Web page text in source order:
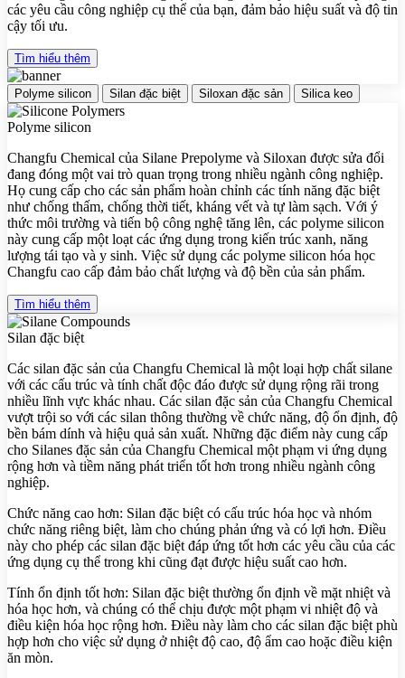
các yêu cầu công nghiệp cụ thể của bạn, đảm bảo hiệu suất và độ tin
cậy tối ưu.
Tìm hiểu thêm
Polyme silicon Silan đặc biệt Siloxan đặc sản Silica keo
Polyme silicon
Changfu Chemical của Silane Prepolyme và Siloxan được sửa đổi
đang đóng một vai trò quan trọng trong nhiều ngành công nghiệp.
Họ cung cấp cho các sản phẩm hoàn chỉnh các tính năng đặc biệt
như chống thấm, chống thời tiết, kháng vết và tự làm sạch. Với ý
thức môi trường và tiến bộ công nghệ tăng lên, các polyme silicon
này cung cấp một loạt các ứng dụng trong kiến ​​trúc xanh, năng
lượng tái tạo và y sinh. Việc sử dụng các polyme silicon hóa học
Changfu cao cấp đảm bảo chất lượng và độ bền của sản phẩm.
Tìm hiểu thêm
Silan đặc biệt
Các silan đặc sản của Changfu Chemical là một loại hợp chất silane
với các cấu trúc và tính chất độc đáo được sử dụng rộng rãi trong
nhiều lĩnh vực khác nhau. Các silan đặc sản của Changfu Chemical
vượt trội so với các silan thông thường về chức năng, độ ổn định, độ
bền bám dính và hiệu quả sản xuất. Những đặc điểm này cung cấp
cho Silanes đặc sản của Changfu Chemical một phạm vi ứng dụng
rộng hơn và tiềm năng phát triển tốt hơn trong nhiều ngành công
nghiệp.
Chức năng cao hơn: Silan đặc biệt có cấu trúc hóa học và nhóm
chức năng riêng biệt, làm cho chúng phản ứng và có lợi hơn. Điều
này cho phép các silan đặc biệt đáp ứng tốt hơn các yêu cầu của các
ứng dụng cụ thể trong khi cũng đạt được hiệu suất cao hơn.
Tính ổn định tốt hơn: Silan đặc biệt thường ổn định về mặt nhiệt và
hóa học hơn, và chúng có thể chịu được một phạm vi nhiệt độ và
điều kiện hóa học rộng hơn. Điều này làm cho các silan đặc biệt phù
hợp hơn cho việc sử dụng ở nhiệt độ cao, độ ẩm cao hoặc điều kiện
ăn mòn.